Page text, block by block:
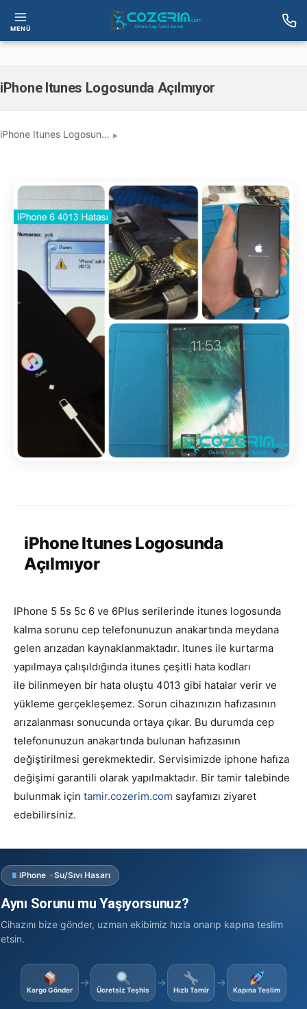
MENÜ
iPhone Itunes Logosunda Açılmıyor
iPhone Itunes Logosun…
iPhone Itunes Logosunda
Açılmıyor
IPhone 5 5s 5c 6 ve 6Plus serilerinde itunes logosunda
kalma sorunu cep telefonunuzun anakartında meydana
gelen arızadan kaynaklanmaktadır. Itunes ile kurtarma
yapılmaya çalışıldığında itunes çeşitli hata kodları
ile bilinmeyen bir hata oluştu 4013 gibi hatalar verir ve
yükleme gerçekleşemez. Sorun cihazınızın hafızasının
arızalanması sonucunda ortaya çıkar. Bu durumda cep
telefonunuzun anakartında bulunan hafızasının
değiştirilmesi gerekmektedir. Servisimizde iphone hafıza
değişimi garantili olarak yapılmaktadır. Bir tamir talebinde
bulunmak için tamir.cozerim.com sayfamızı ziyaret
edebilirsiniz.
iPhone · Su/Sıvı Hasarı
Aynı Sorunu mu Yaşıyorsunuz?
Cihazını bize gönder, uzman ekibimiz hızla onarıp kapına teslim
etsin.
Kargo Gönder
→
Ücretsiz Teşhis
→
Hızlı Tamir
→
Kapına Teslim